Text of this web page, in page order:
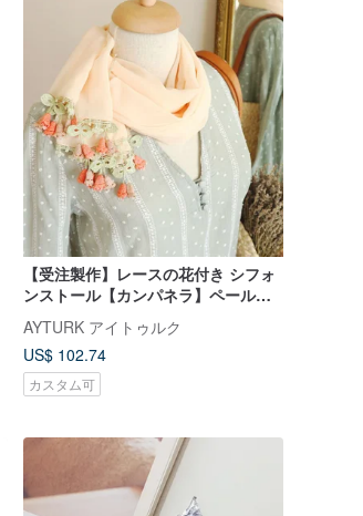
【受注製作】レースの花付き シフォ
ンストール【カンパネラ】ペールア
AYTURK アイトゥルク
US$ 102.74
カスタム可